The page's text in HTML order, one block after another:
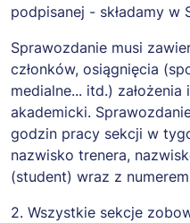
podpisanej - składamy w
Sprawozdanie musi
członków, osiągnięcia
medialne... itd.)
akademicki.
godzin pracy sekcji w
nazwisko trenera,
(student) wraz z
2. Wszystkie sekcje